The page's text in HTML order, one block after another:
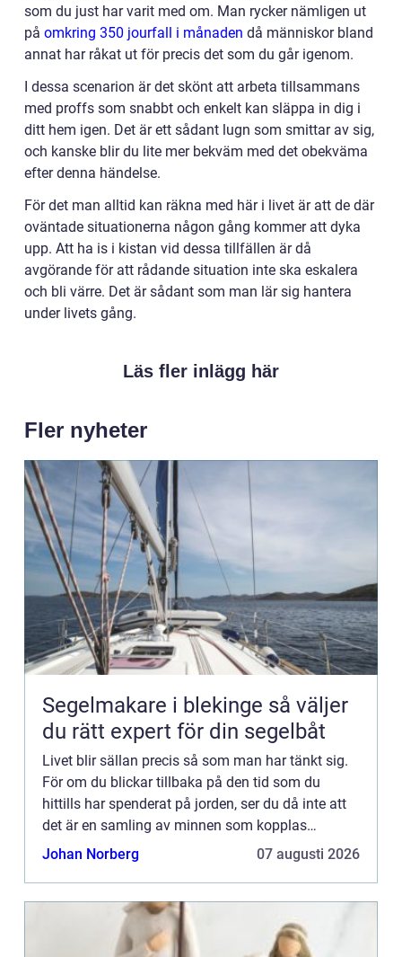
som du just har varit med om. Man rycker nämligen ut
på omkring 350 jourfall i månaden då människor bland
annat har råkat ut för precis det som du går igenom.
I dessa scenarion är det skönt att arbeta tillsammans
med proffs som snabbt och enkelt kan släppa in dig i
ditt hem igen. Det är ett sådant lugn som smittar av sig,
och kanske blir du lite mer bekväm med det obekväma
efter denna händelse.
För det man alltid kan räkna med här i livet är att de där
oväntade situationerna någon gång kommer att dyka
upp. Att ha is i kistan vid dessa tillfällen är då
avgörande för att rådande situation inte ska eskalera
och bli värre. Det är sådant som man lär sig hantera
under livets gång.
Läs fler inlägg här
Fler nyheter
Segelmakare i blekinge så väljer
du rätt expert för din segelbåt
Livet blir sällan precis så som man har tänkt sig.
För om du blickar tillbaka på den tid som du
hittills har spenderat på jorden, ser du då inte att
det är en samling av minnen som kopplas
samman av både större och mindre avgörande
Johan Norberg 07 augusti 2026